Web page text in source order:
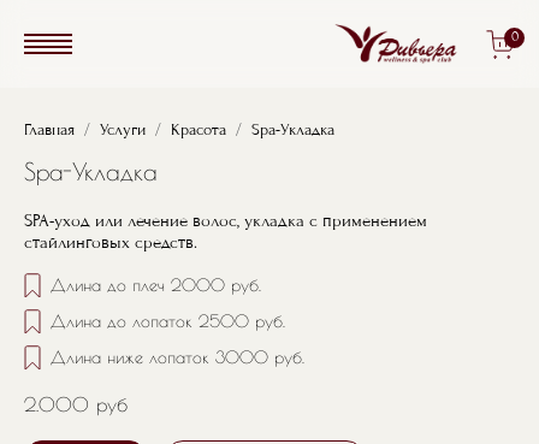
0
Строка навигации
Главная Услуги Красота Spa-Укладка
Spa-Укладка
SPA-уход или лечение волос, укладка с применением
стайлинговых средств.
Длина до плеч 2000 руб.
Длина до лопаток 2500 руб.
Длина ниже лопаток 3000 руб.
2.000 руб